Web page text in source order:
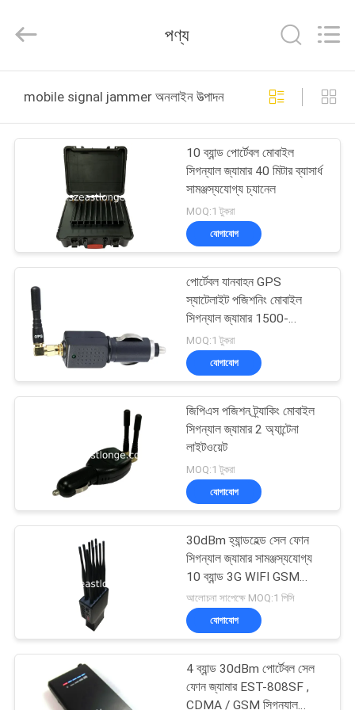
পণ্য
আমাদের
সম্পর্কে
কারখানা
ভ্রমণ
মান
যোগাযোগ
করুন
উদ্ধৃতির
জন্য
ELECTRONICS(HK)
CO.,LTD.
Reserved.
পণ্য
mobile signal jammer অনলাইন উত্পাদন
10 ব্যান্ড পোর্টেবল মোবাইল
সিগন্যাল জ্যামার 40 মিটার ব্যাসার্ধ
সামঞ্জস্যযোগ্য চ্যানেল
MOQ:1 টুকরা
যোগাযোগ
পোর্টেবল যানবাহন GPS
স্যাটেলাইট পজিশনিং মোবাইল
সিগন্যাল জ্যামার 1500-
1600MHz
MOQ:1 টুকরা
যোগাযোগ
জিপিএস পজিশন ট্র্যাকিং মোবাইল
সিগন্যাল জ্যামার 2 অ্যান্টেনা
লাইটওয়েট
MOQ:1 টুকরা
যোগাযোগ
30dBm হ্যান্ডহেল্ড সেল ফোন
সিগন্যাল জ্যামার সামঞ্জস্যযোগ্য
10 ব্যান্ড 3G WIFI GSM
CDMA সিগন্যাল ব্লকার
আলোচনা সাপেক্ষে MOQ:1 পিসি
যোগাযোগ
4 ব্যান্ড 30dBm পোর্টেবল সেল
ফোন জ্যামার EST-808SF ,
CDMA / GSM সিগন্যাল